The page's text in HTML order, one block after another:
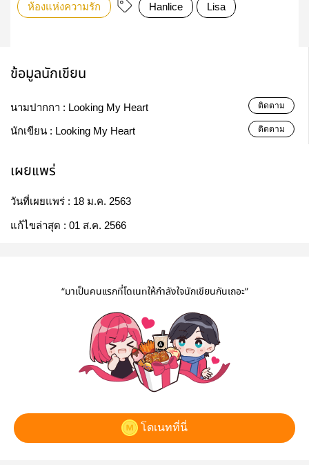
ห้องแห่งความรัก Hanlice Lisa
ข้อมูลนักเขียน
นามปากกา : Looking My Heart ติดตาม
นักเขียน : Looking My Heart ติดตาม
เผยแพร่
วันที่เผยแพร่ : 18 ม.ค. 2563
แก้ไขล่าสุด : 01 ส.ค. 2566
“มาเป็นคนแรกที่โดเนทให้กำลังใจนักเขียนกันเถอะ”
โดเนทที่นี่